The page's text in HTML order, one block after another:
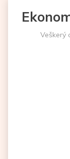
Veškerý